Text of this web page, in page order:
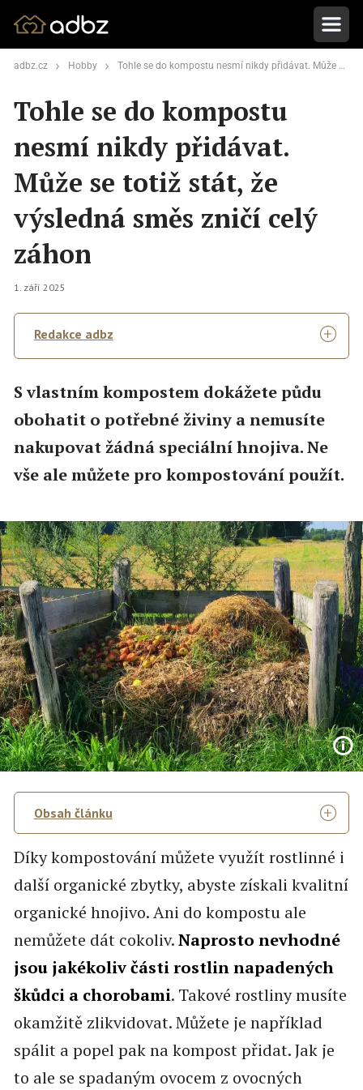
adbz.cz Hobby Tohle se do kompostu nesmí nikdy přidávat. Může se totiž stát, že výsledná směs zničí celý záhon
Tohle se do kompostu
nesmí nikdy přidávat.
Může se totiž stát, že
výsledná směs zničí celý
záhon
1. září 2025
Redakce adbz
S vlastním kompostem dokážete půdu
obohatit o potřebné živiny a nemusíte
nakupovat žádná speciální hnojiva. Ne
vše ale můžete pro kompostování použít.
Obsah článku
Díky kompostování můžete využít rostlinné i
další organické zbytky, abyste získali kvalitní
organické hnojivo. Ani do kompostu ale
nemůžete dát cokoliv.Naprosto nevhodné
jsou jakékoliv části rostlin napadených
škůdci a chorobami. Takové rostliny musíte
okamžitě zlikvidovat. Můžete je například
spálit a popel pak na kompost přidat. Jak je
to ale se spadaným ovocem z ovocných